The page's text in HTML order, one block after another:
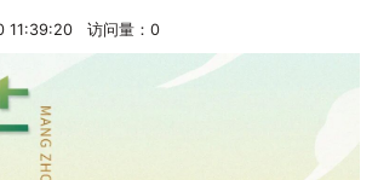
11:39:20 访问量： 0